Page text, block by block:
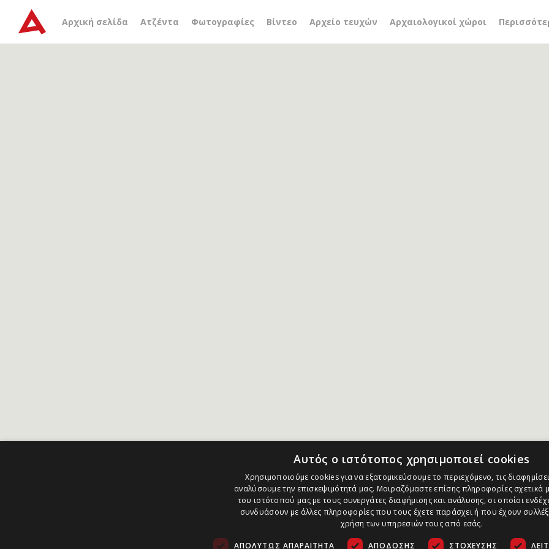
Αρχική σελίδα Ατζέντα Φωτογραφίες Βίντεο Αρχείο τευχών Αρχαιολογικοί χώροι
Αρχείο ετικέτας Άννα Σημανδρικάκη-Grimshaw
Αυτός ο ιστότοπος χρησιμοποιεί cookies
Χρησιμοποιούμε cookies για να εξατομικεύσουμε το περιεχόμενο, τις
αναλύσουμε την επισκεψιμότητά μας. Μοιραζόμαστε επίσης πληροφορίες σχετικά
του ιστότοπού μας με τους συνεργάτες διαφήμισης και ανάλυσης, οι οποίοι
συνδυάσουν με άλλες πληροφορίες που τους έχετε παράσχει ή που έχουν
χρήση των υπηρεσιών τους από εσάς.
ΑΠΟΛΎΤΩΣ ΑΠΑΡΑΊΤΗΤΑ ΑΠΌΔΟΣΗΣ ΣΤΌΧΕΥΣΗΣ